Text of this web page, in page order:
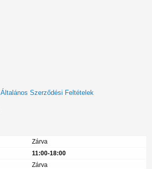
Általános Szerződési Feltételek
Zárva
11:00-18:00
Zárva